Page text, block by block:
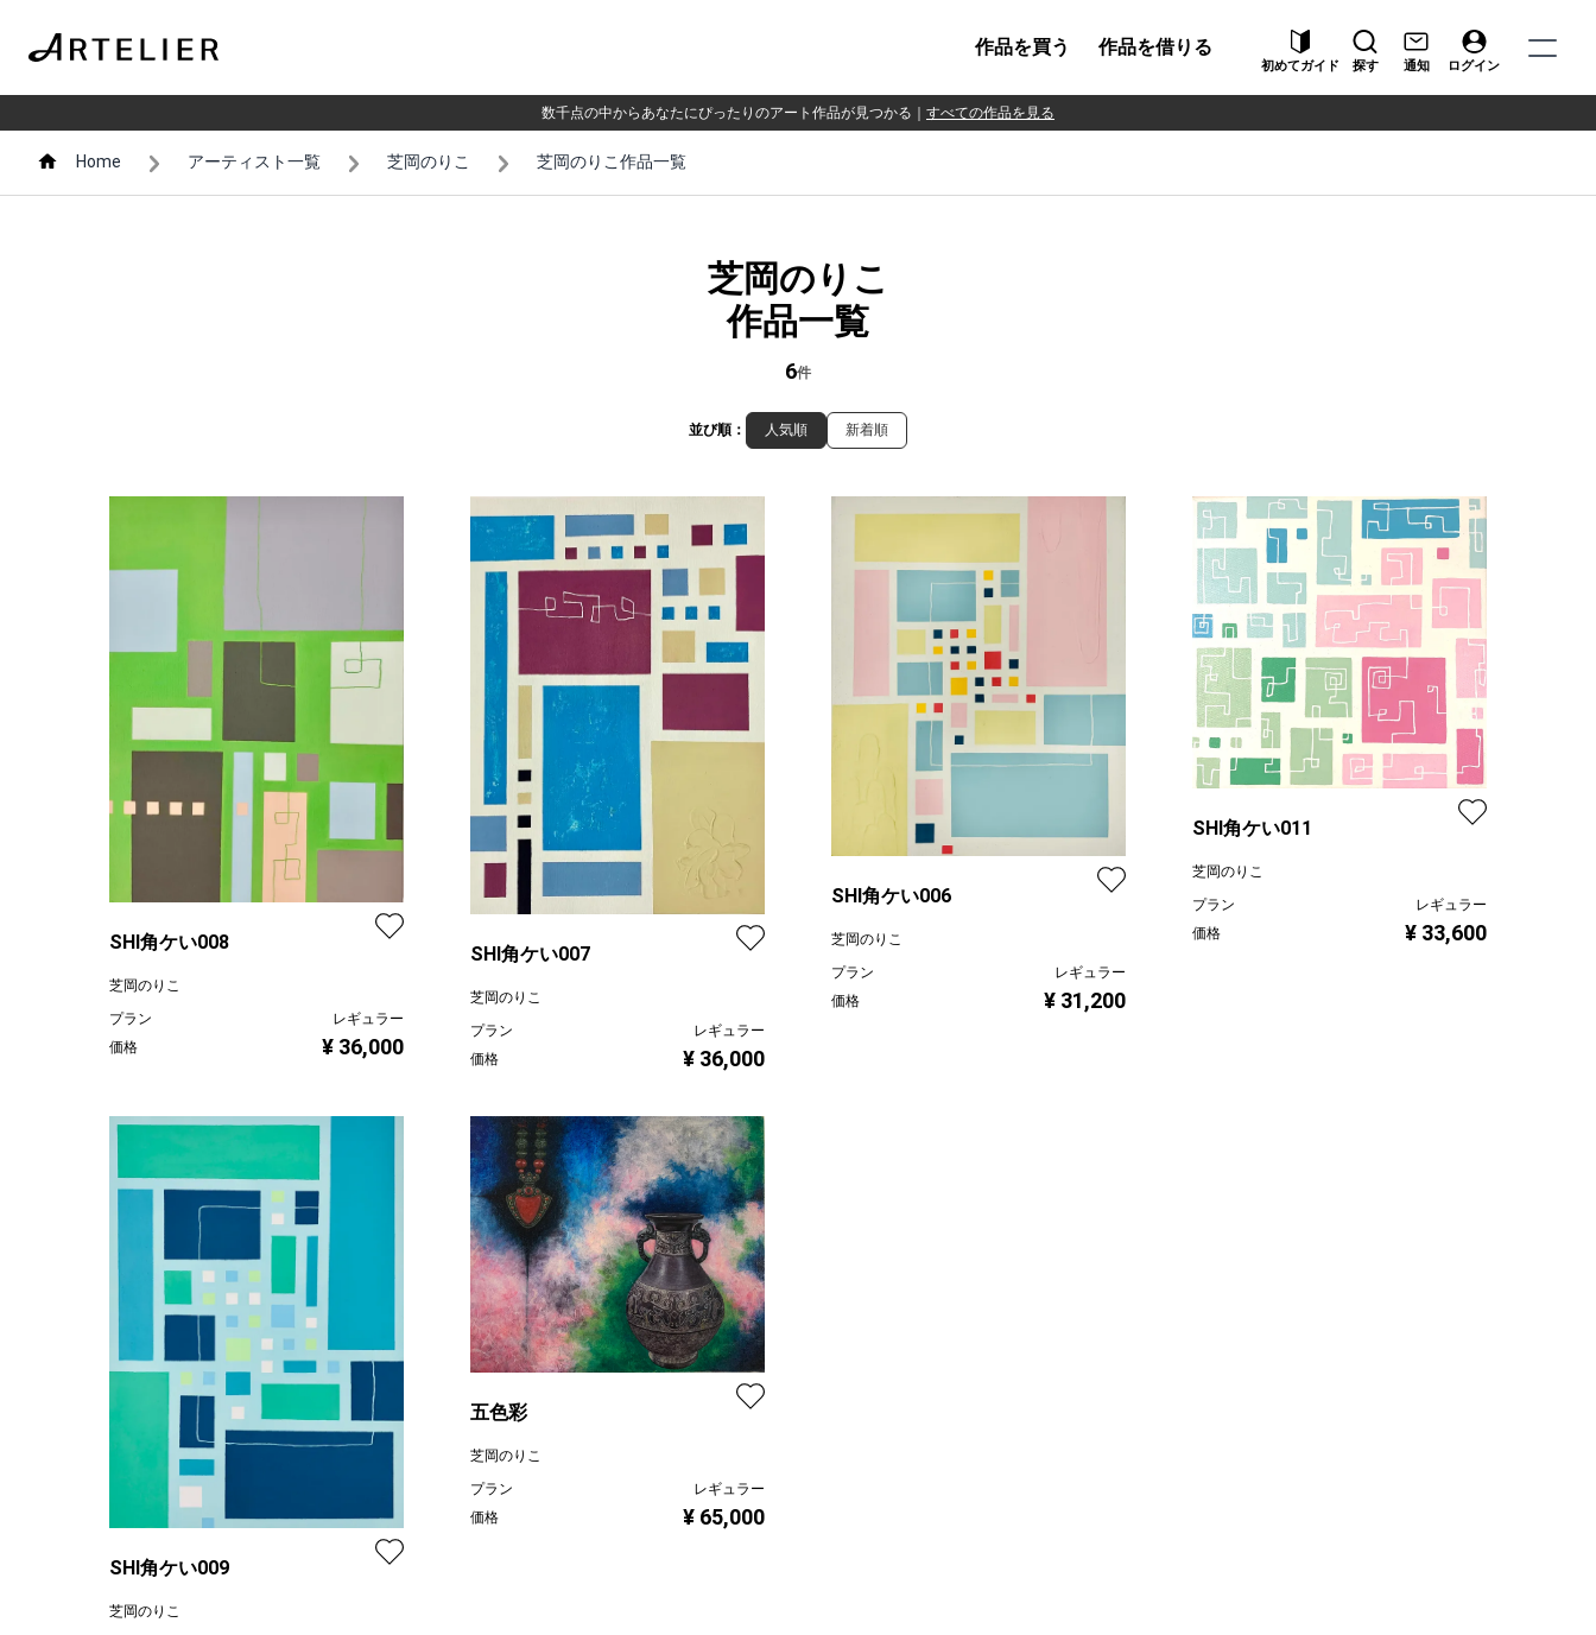
作品を買う 作品を借りる
初めてガイド 探す 通知 ログイン
数千点の中からあなたにぴったりのアート作品が見つかる すべての作品を見る
Home アーティスト一覧 芝岡のりこ 芝岡のりこ作品一覧
芝岡のりこ
作品一覧
6件
並び順： 人気順 新着順
SHI角ケい008
芝岡のりこ
プラン
レギュラー
価格
¥ 36,000
SHI角ケい007
芝岡のりこ
プラン
レギュラー
価格
¥ 36,000
SHI角ケい006
芝岡のりこ
プラン
レギュラー
価格
¥ 31,200
SHI角ケい011
芝岡のりこ
プラン
レギュラー
価格
¥ 33,600
SHI角ケい009
芝岡のりこ
五色彩
芝岡のりこ
プラン
レギュラー
価格
¥ 65,000